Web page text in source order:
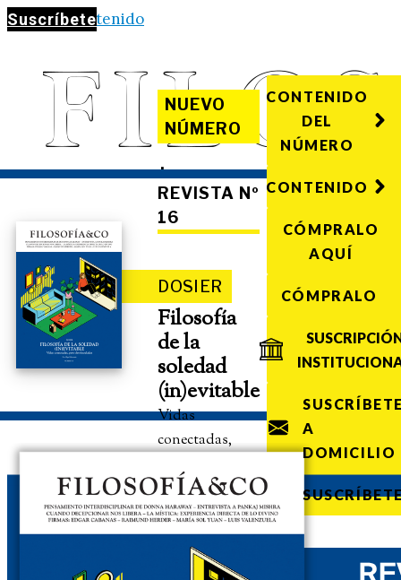
Suscríbete
Saltar al contenido
NUEVO
NÚMERO
·
REVISTA Nº
16
DOSIER
Filosofía
de la
soledad
(in)evitable
Vidas
conectadas,
desvinculadas
CONTENIDO
DEL
NÚMERO
CONTENIDO
CÓMPRALO
AQUÍ
CÓMPRALO
A
DOMICILIO